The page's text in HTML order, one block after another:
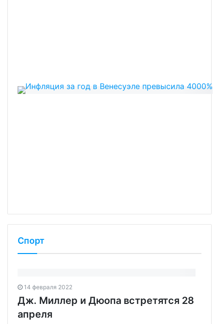
Спорт
14 февраля 2022
Дж. Миллер и Дюопа встретятся 28
апреля